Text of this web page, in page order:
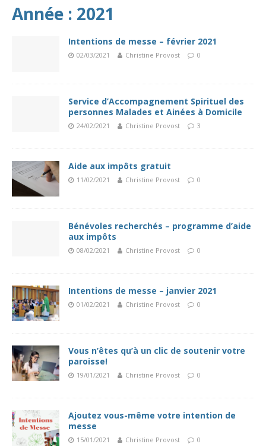
Année : 2021
Intentions de messe – février 2021
02/03/2021 Christine Provost 0
Service d’Accompagnement Spirituel des
personnes Malades et Ainées à Domicile
24/02/2021 Christine Provost 3
Aide aux impôts gratuit
11/02/2021 Christine Provost 0
Bénévoles recherchés – programme d’aide
aux impôts
08/02/2021 Christine Provost 0
Intentions de messe – janvier 2021
01/02/2021 Christine Provost 0
Vous n’êtes qu’à un clic de soutenir votre
paroisse!
19/01/2021 Christine Provost 0
Ajoutez vous-même votre intention de
messe
15/01/2021 Christine Provost 0